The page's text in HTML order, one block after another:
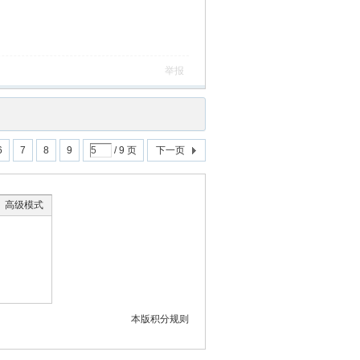
举报
7 8 9 / 9 页 下一页
高级模式
本版积分规则